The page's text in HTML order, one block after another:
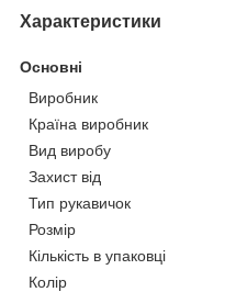
Характеристики
Основні
Виробник
Країна виробник
Вид виробу
Захист від
Тип рукавичок
Розмір
Кількість в упаковці
Колір